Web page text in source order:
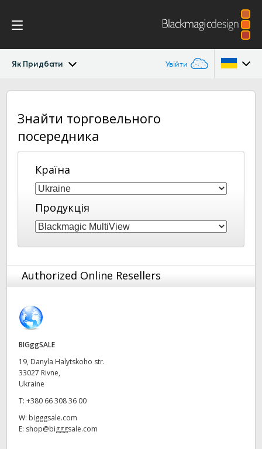
Як Придбати Увійти
MultiView
Застосування
Характеристики
Australia
Austria
Brazil
Canada
China
Denmark
Finland
Hong Kong SAR, China
India
Italy
Japan
Знайти торговельного
посередника
Країна
Продукція
Authorized Online Resellers
BIGggSALE
19, Danyla Halytskoho str.
33027 Rivne,
Ukraine
T: +380 66 308 36 00
W: bigggsale.com
E: shop@bigggsale.com